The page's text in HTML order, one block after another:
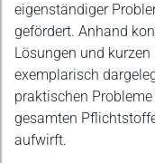
eigenständiger
gefördert. Anhand
Lösungen und
exemplarisch
praktischen
gesamten
aufwirft.